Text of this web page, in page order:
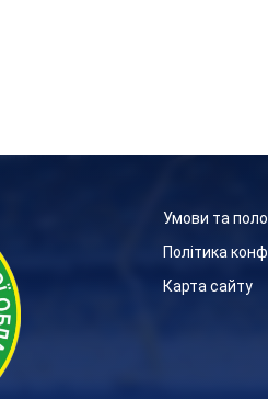
Умови та
Політика
Карта сайту